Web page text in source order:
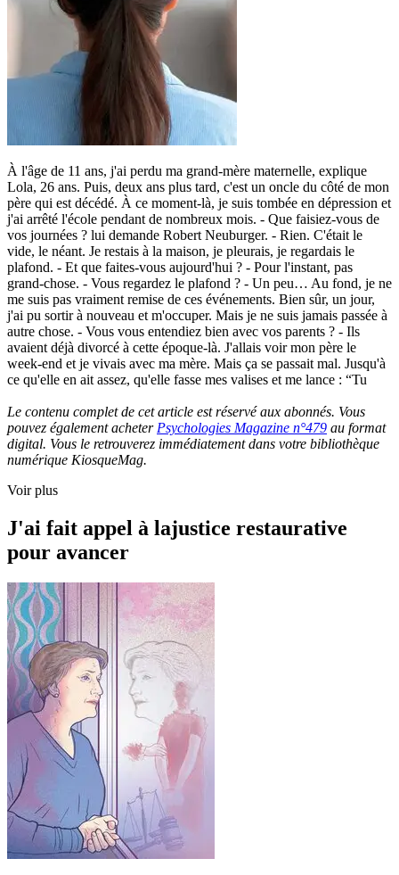
À l'âge de 11 ans, j'ai perdu ma grand-mère maternelle, explique
Lola, 26 ans. Puis, deux ans plus tard, c'est un oncle du côté de mon
père qui est décédé. À ce moment-là, je suis tombée en dépression et
j'ai arrêté l'école pendant de nombreux mois. - Que faisiez-vous de
vos journées ? lui demande Robert Neuburger. - Rien. C'était le
vide, le néant. Je restais à la maison, je pleurais, je regardais le
plafond. - Et que faites-vous aujourd'hui ? - Pour l'instant, pas
grand-chose. - Vous regardez le plafond ? - Un peu… Au fond, je ne
me suis pas vraiment remise de ces événements. Bien sûr, un jour,
j'ai pu sortir à nouveau et m'occuper. Mais je ne suis jamais passée à
autre chose. - Vous vous entendiez bien avec vos parents ? - Ils
avaient déjà divorcé à cette époque-là. J'allais voir mon père le
week-end et je vivais avec ma mère. Mais ça se passait mal. Jusqu'à
ce qu'elle en ait assez, qu'elle fasse mes valises et me lance : “Tu
Le contenu complet de cet article est réservé aux abonnés. Vous
pouvez également acheter Psychologies Magazine n°479 au format
digital. Vous le retrouverez immédiatement dans votre bibliothèque
numérique KiosqueMag.
Voir plus
J'ai fait appel à lajustice restaurative
pour avancer